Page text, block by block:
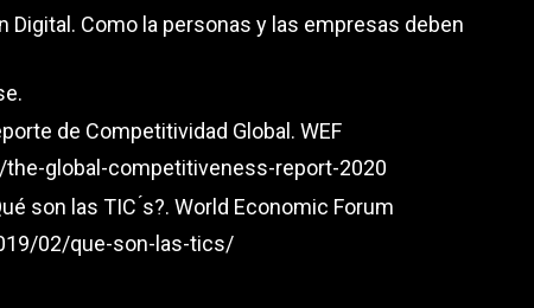
Digital. Como la personas y las empresas deben
de Competitividad Global. WEF
global-competitiveness-report-2020
son las TIC ́s?. World Economic Forum
02/que-son-las-tics/